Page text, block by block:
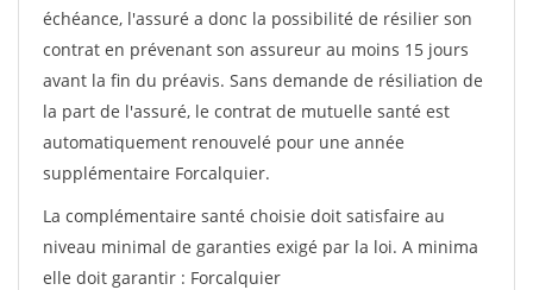
échéance, l'assuré a donc la possibilité de résilier son
contrat en prévenant son assureur au moins 15 jours
avant la fin du préavis. Sans demande de résiliation de
la part de l'assuré, le contrat de mutuelle santé est
automatiquement renouvelé pour une année
supplémentaire Forcalquier.
La complémentaire santé choisie doit satisfaire au
niveau minimal de garanties exigé par la loi. A minima
elle doit garantir : Forcalquier